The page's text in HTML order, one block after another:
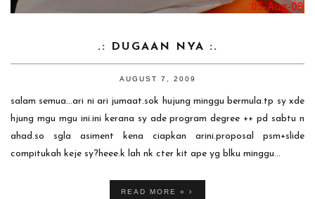
.: DUGAAN NYA :.
AUGUST 7, 2009
salam semua...ari ni ari jumaat.sok hujung minggu bermula.tp sy xde
hjung mgu mgu ini.ini kerana sy ade program degree ++ pd sabtu n
ahad.so sgla asiment kena ciapkan arini.proposal psm+slide
compitukah keje sy?heee.k lah nk cter kit ape yg blku minggu...
READ MORE »